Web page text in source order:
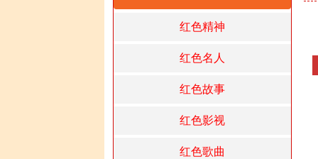
红色精神
红色名人
红色故事
红色影视
红色歌曲